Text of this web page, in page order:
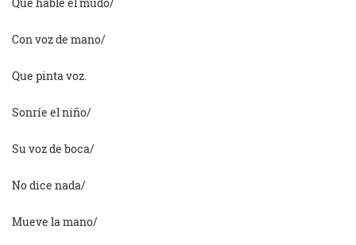
Con voz de mano/
Que pinta voz.
Sonríe el niño/
Su voz de boca/
No dice nada/
Mueve la mano/